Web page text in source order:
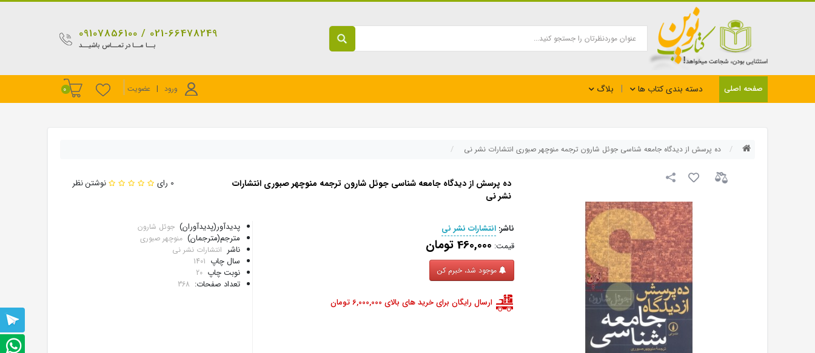
021-66478249 / 09107856100
بــا مــا در تمــاس باشیــد
صفحه اصلی دسته بندی کتاب ها بلاگ ورود | عضویت 0
ده پرسش از دیدگاه جامعه شناسی جوئل شارون ترجمه منوچهر صبوری انتشارات نشر نی
ده پرسش از دیدگاه جامعه شناسی جوئل شارون ترجمه منوچهر صبوری انتشارات
نشر نی
0 رای نوشتن نظر
ناشر: انتشارات نشر نی
قیمت: 460,000 تومان
ارسال رایگان برای خرید های بالای 6,000,000 تومان
پدیدآور(پدیدآوران) جوئل شارون
مترجم(مترجمان) منوچهر صبوری
ناشر انتشارات نشر نی
سال چاپ 1401
نوبت چاپ 20
تعداد صفحات: 368
پشتیبانی
تلگرام
پشتیبانی